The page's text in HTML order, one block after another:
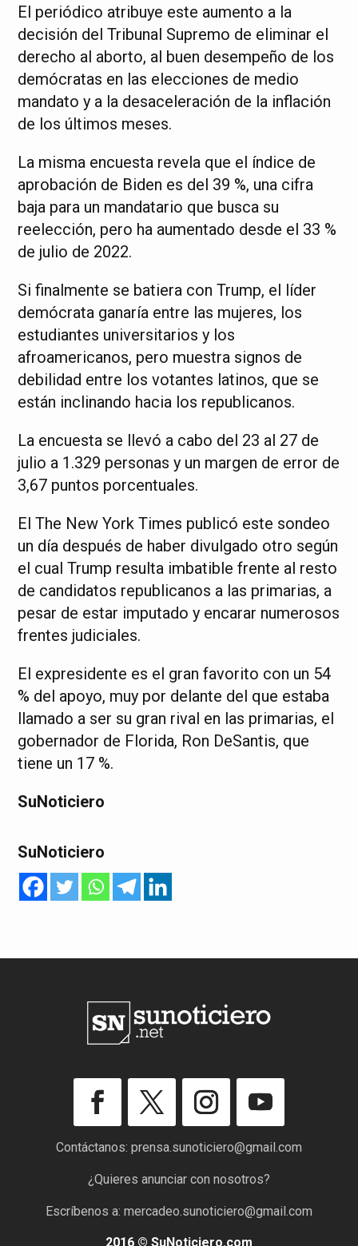
El periódico atribuye este aumento a la
decisión del Tribunal Supremo de eliminar el
derecho al aborto, al buen desempeño de los
demócratas en las elecciones de medio
mandato y a la desaceleración de la inflación
de los últimos meses.
La misma encuesta revela que el índice de
aprobación de Biden es del 39 %, una cifra
baja para un mandatario que busca su
reelección, pero ha aumentado desde el 33 %
de julio de 2022.
Si finalmente se batiera con Trump, el líder
demócrata ganaría entre las mujeres, los
estudiantes universitarios y los
afroamericanos, pero muestra signos de
debilidad entre los votantes latinos, que se
están inclinando hacia los republicanos.
La encuesta se llevó a cabo del 23 al 27 de
julio a 1.329 personas y un margen de error de
3,67 puntos porcentuales.
El The New York Times publicó este sondeo
un día después de haber divulgado otro según
el cual Trump resulta imbatible frente al resto
de candidatos republicanos a las primarias, a
pesar de estar imputado y encarar numerosos
frentes judiciales.
El expresidente es el gran favorito con un 54
% del apoyo, muy por delante del que estaba
llamado a ser su gran rival en las primarias, el
gobernador de Florida, Ron DeSantis, que
tiene un 17 %.
SuNoticiero
SuNoticiero
Contáctanos: prensa.sunoticiero@gmail.com
¿Quieres anunciar con nosotros?
Escríbenos a: mercadeo.sunoticiero@gmail.com
2016 © SuNoticiero.com